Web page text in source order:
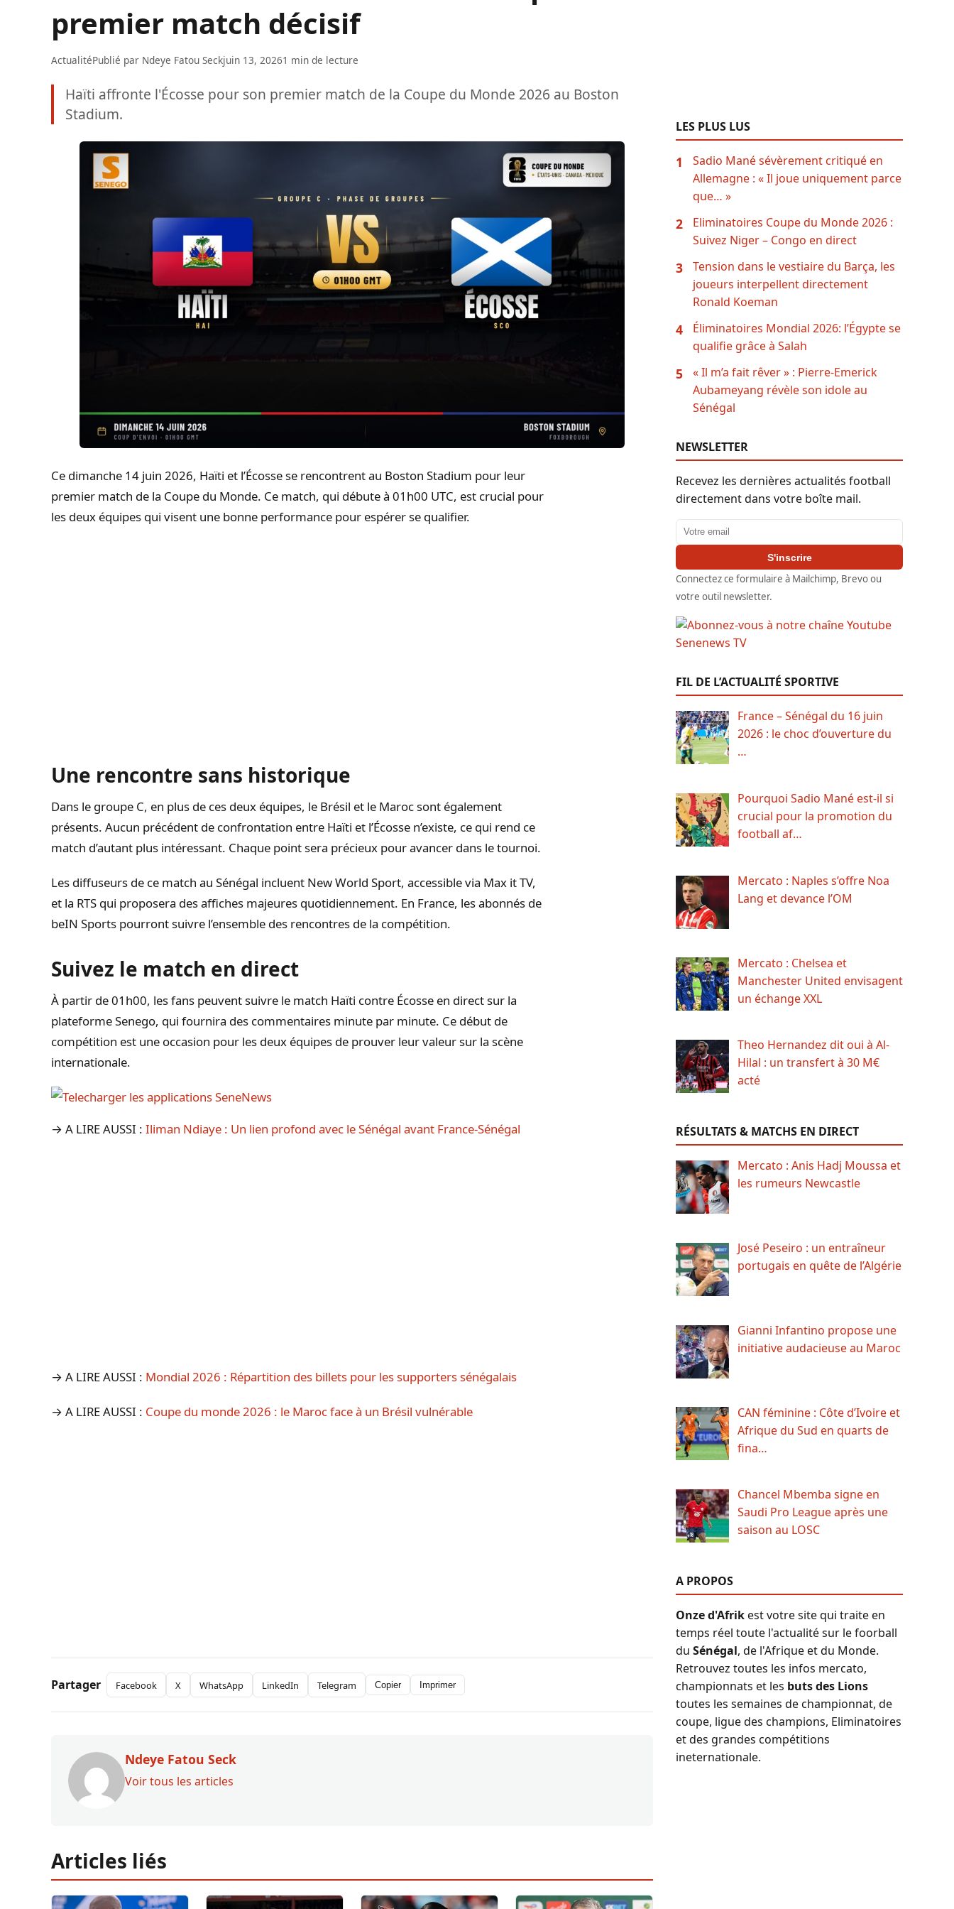
premier match décisif
ActualitéPublié par Ndeye Fatou Seckjuin 13, 20261 min de lecture
Haïti affronte l'Écosse pour son premier match de la Coupe du Monde 2026 au Boston
Stadium.
Ce dimanche 14 juin 2026, Haïti et l’Écosse se rencontrent au Boston Stadium pour leur
premier match de la Coupe du Monde. Ce match, qui débute à 01h00 UTC, est crucial pour
les deux équipes qui visent une bonne performance pour espérer se qualifier.
Une rencontre sans historique
Dans le groupe C, en plus de ces deux équipes, le Brésil et le Maroc sont également
présents. Aucun précédent de confrontation entre Haïti et l’Écosse n’existe, ce qui rend ce
match d’autant plus intéressant. Chaque point sera précieux pour avancer dans le tournoi.
Les diffuseurs de ce match au Sénégal incluent New World Sport, accessible via Max it TV,
et la RTS qui proposera des affiches majeures quotidiennement. En France, les abonnés de
beIN Sports pourront suivre l’ensemble des rencontres de la compétition.
Suivez le match en direct
À partir de 01h00, les fans peuvent suivre le match Haïti contre Écosse en direct sur la
plateforme Senego, qui fournira des commentaires minute par minute. Ce début de
compétition est une occasion pour les deux équipes de prouver leur valeur sur la scène
internationale.
→ A LIRE AUSSI : Iliman Ndiaye : Un lien profond avec le Sénégal avant France-Sénégal
→ A LIRE AUSSI : Mondial 2026 : Répartition des billets pour les supporters sénégalais
→ A LIRE AUSSI : Coupe du monde 2026 : le Maroc face à un Brésil vulnérable
Partager Facebook X WhatsApp LinkedIn Telegram Copier Imprimer
Ndeye Fatou Seck
Voir tous les articles
Articles liés
LES PLUS LUS
1
Sadio Mané sévèrement critiqué en
Allemagne : « Il joue uniquement parce
que… »
2
Eliminatoires Coupe du Monde 2026 :
Suivez Niger – Congo en direct
3
Tension dans le vestiaire du Barça, les
joueurs interpellent directement
Ronald Koeman
4
Éliminatoires Mondial 2026: l’Égypte se
qualifie grâce à Salah
5
« Il m’a fait rêver » : Pierre-Emerick
Aubameyang révèle son idole au
Sénégal
NEWSLETTER
Recevez les dernières actualités football
directement dans votre boîte mail.
Adresse email
S'inscrire
Connectez ce formulaire à Mailchimp, Brevo ou
votre outil newsletter.
FIL DE L’ACTUALITÉ SPORTIVE
France – Sénégal du 16 juin
2026 : le choc d’ouverture du
…
Pourquoi Sadio Mané est-il si
crucial pour la promotion du
football af…
Mercato : Naples s’offre Noa
Lang et devance l’OM
Mercato : Chelsea et
Manchester United envisagent
un échange XXL
Theo Hernandez dit oui à Al-
Hilal : un transfert à 30 M€
acté
RÉSULTATS & MATCHS EN DIRECT
Mercato : Anis Hadj Moussa et
les rumeurs Newcastle
José Peseiro : un entraîneur
portugais en quête de l’Algérie
Gianni Infantino propose une
initiative audacieuse au Maroc
CAN féminine : Côte d’Ivoire et
Afrique du Sud en quarts de
fina…
Chancel Mbemba signe en
Saudi Pro League après une
saison au LOSC
A PROPOS
Onze d'Afrikest votre site qui traite en
temps réel toute l'actualité sur le foorball
du Sénégal, de l'Afrique et du Monde.
Retrouvez toutes les infos mercato,
championnats et les buts des Lions
toutes les semaines de championnat, de
coupe, ligue des champions, Eliminatoires
et des grandes compétitions
ineternationale.